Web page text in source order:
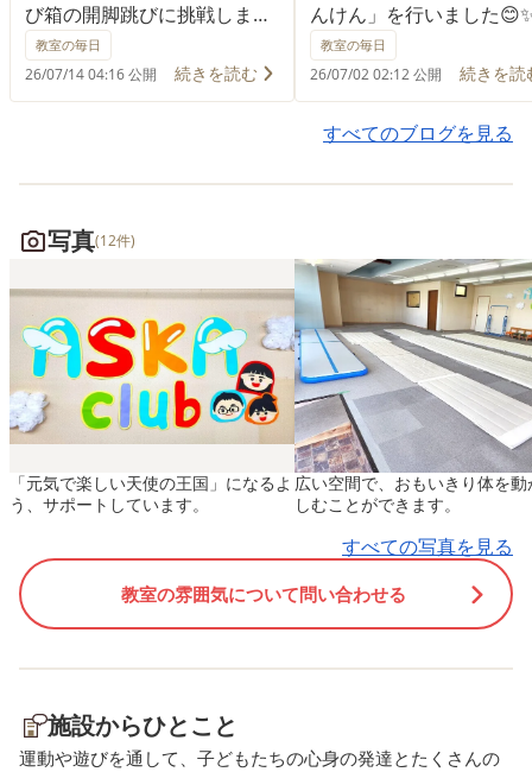
び箱の開脚跳びに挑戦しまし
た😊✨ 最初は少し緊張した様
子も見られましたが、一人の
お友だちが思い切ってチャレ
たもう一人のお友だちも、
「ぼくもやってみる！」とい
う気持ちになり、勇気を出し
て挑戦しました💪✨ すると、
今まであと一歩だった開脚跳
びを、自分の力で跳び越える
ことができました😊🎉 お友だ
ちの頑張る姿は、子どもたち
にとって大きな刺激になりま
う気持ちが次の挑戦につなが
り、お互いに良い影響を与え
ことができた、とても嬉しい
時間でした🍀 これからも、一
人ひとりの「やってみた
い！」という気持ちを大切に
ずつ増やし、自信につなげら
れるよう支援していきます😊
教室の毎日
26/07/14 04:16 公開 続きを読む
んけん」を行いました
ゃんけんに勝ったら「グ
コ」「チョコレート」「
ナップル」の歩数だけ前
み、ゴールを目指します
勝ち負けに一喜一憂しな
「あと少しでゴールだ！
「もう一回じゃんけんし
い！」と笑顔いっぱい🎵
ちの様子を見たり、自分
歩進むのかを数えたりし
ら、最後まで楽しんで取
んでいました。 勝ち続け
気にゴールへ近づく子も
ば、あと一歩のところで
つかれる場面もあり、「
つかれちゃった～！😆」
は勝つぞ！」と最後まで
り上がりでした✨ 遊びの
で、数を数える力やルー
守る力、順番を待つ力な
みながら体を動かし、一
教室の毎日
26/07/02 02:12 公開 続きを読
すべてのブログを見る
写真(12件)
「元気で楽しい天使の王国」になるよ
う、サポートしています。
広い空間で、おもいきり体を
しむことができます。
すべての写真を見る
教室の雰囲気について問い合わせる
施設からひとこと
運動や遊びを通して、子どもたちの心身の発達とたくさんの